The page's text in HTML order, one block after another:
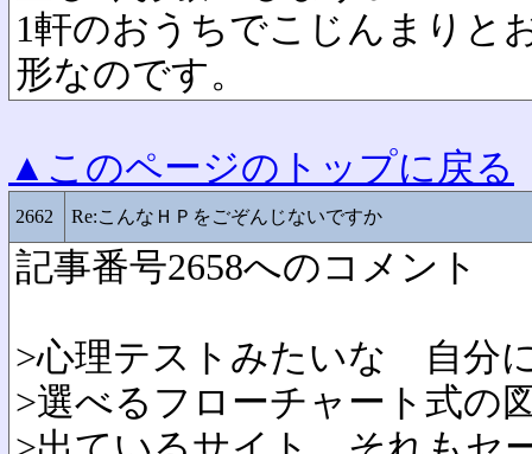
1軒のおうちでこじんまりと
形なのです。
▲このページのトップに戻る
2662 Re:こんなＨＰをごぞんじないですか
記事番号2658へのコメント
>心理テストみたいな 自分
>選べるフローチャート式の